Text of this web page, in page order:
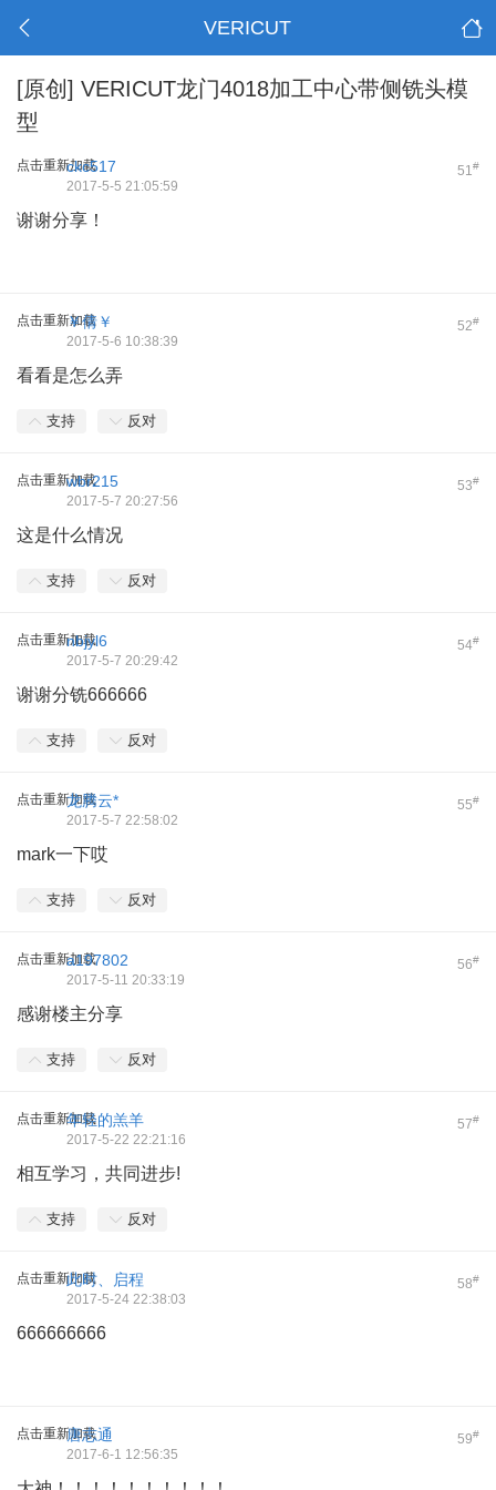
VERICUT
[原创] VERICUT龙门4018加工中心带侧铣头模
型
点击重新加载 51#
ckc517
2017-5-5 21:05:59
谢谢分享！
点击重新加载 52#
￥倩￥
2017-5-6 10:38:39
看看是怎么弄
支持 反对
点击重新加载 53#
wbr215
2017-5-7 20:27:56
这是什么情况
支持 反对
点击重新加载 54#
nbjyl6
2017-5-7 20:29:42
谢谢分铣666666
支持 反对
点击重新加载 55#
龙腾云*
2017-5-7 22:58:02
mark一下哎
支持 反对
点击重新加载 56#
a197802
2017-5-11 20:33:19
感谢楼主分享
支持 反对
点击重新加载 57#
年轻的羔羊
2017-5-22 22:21:16
相互学习，共同进步!
支持 反对
点击重新加载 58#
此时、启程
2017-5-24 22:38:03
666666666
点击重新加载 59#
唐志通
2017-6-1 12:56:35